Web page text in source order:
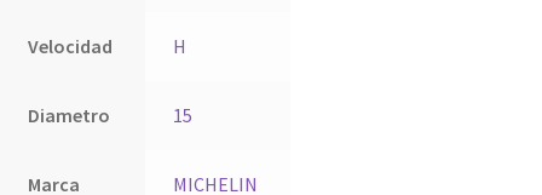
Velocidad H
Diametro 15
Marca MICHELIN